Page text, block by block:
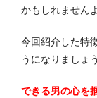
かもしれませんよ
今回紹介した特
うになりましょう
できる男の心を